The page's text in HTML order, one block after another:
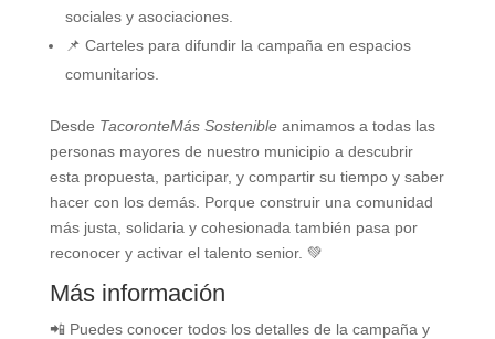
sociales y asociaciones.
📌 Carteles para difundir la campaña en espacios
comunitarios.
Desde TacoronteMás Sostenibleanimamos a todas las
personas mayores de nuestro municipio a descubrir
esta propuesta, participar, y compartir su tiempo y saber
hacer con los demás. Porque construir una comunidad
más justa, solidaria y cohesionada también pasa por
reconocer y activar el talento senior. 💚
Más información
📲 Puedes conocer todos los detalles de la campaña y